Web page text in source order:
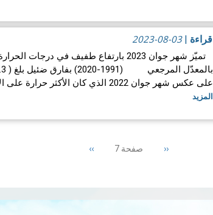
كان المعدل العام للحرارة لربيع 2023 قريبا
تباين بين مختلف أشهر الفصل حيث شهد شهر مارس
جدا و…
قراءة المزيد
قراءة |
2023-08-03
تميّز شهر جوان 2023 بارتفاع طفيف في درجات
على عكس شهر جوان 2022 الذي كان الأكثر حرارة على الإطلا…
المزيد
Previous
‹‹ صفحة 7 Next
››